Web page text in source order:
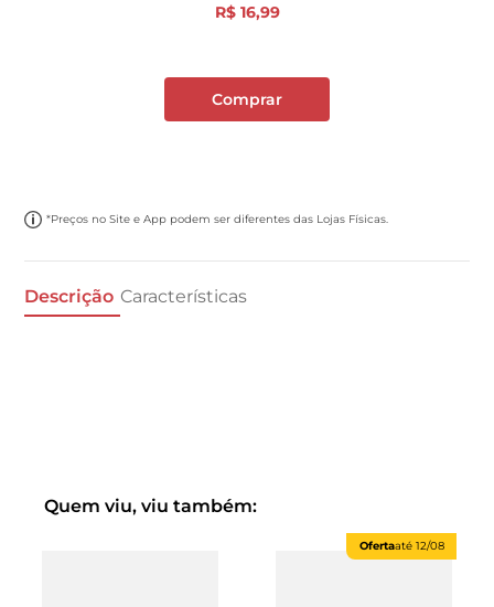
R$ 16,99
Comprar
*Preços no Site e App podem ser diferentes das Lojas Físicas.
Descrição Características
Quem viu, viu também:
Ofertaaté 12/08